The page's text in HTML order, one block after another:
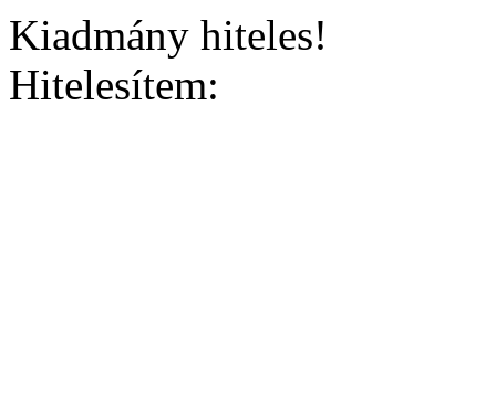
Kiadmány hiteles!
Hitelesítem: